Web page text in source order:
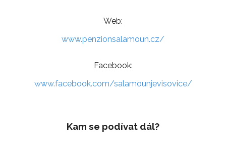
Web:
www.penzionsalamoun.cz/
Facebook:
www.facebook.com/salamounjevisovice/
Kam se podívat dál?